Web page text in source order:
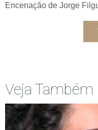
Encenação de Jorge
Veja Também